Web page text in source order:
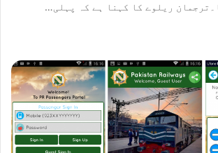
ریلوے کا کہنا ہے کہ پہلی…